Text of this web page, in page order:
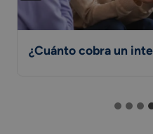
¿Cuánto cobra un